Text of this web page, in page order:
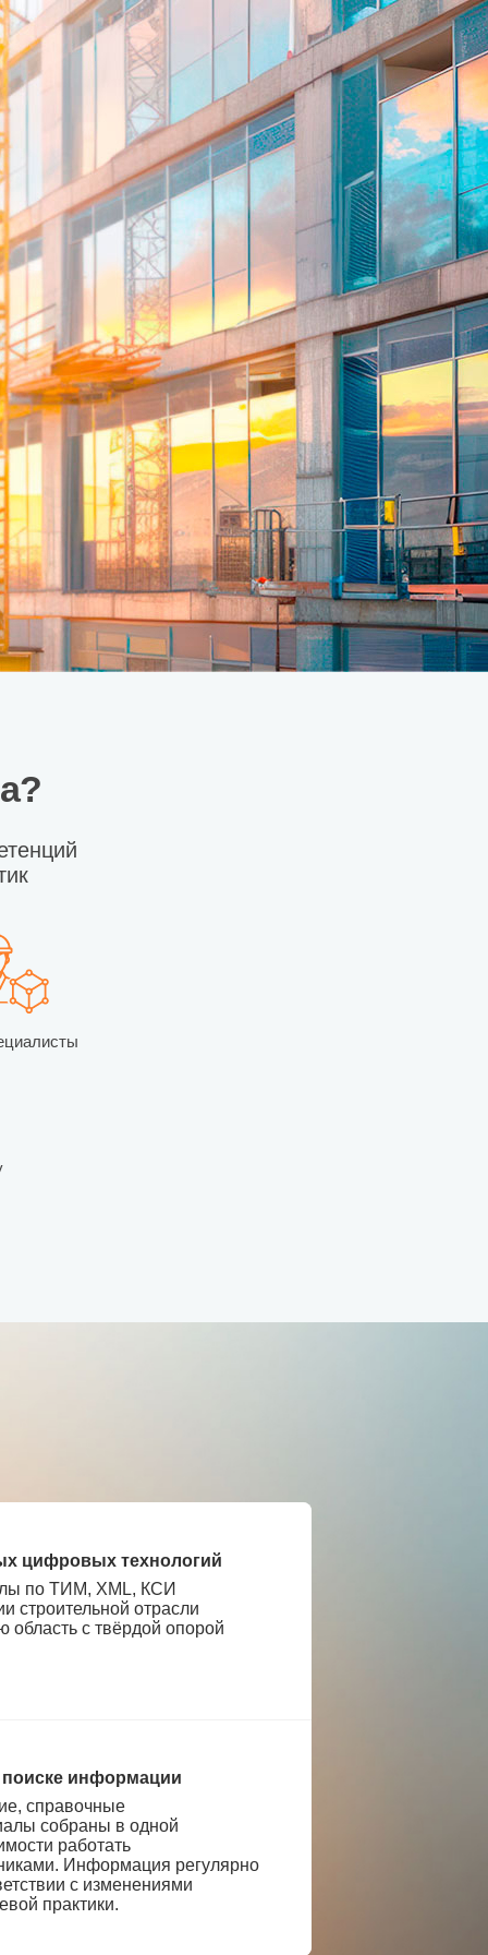
цифровых технологий
по ТИМ, XML, КСИ
строительной отрасли
область с твёрдой опорой
информации
справочные
собраны в одной
работать
Информация регулярно
с изменениями
практики.